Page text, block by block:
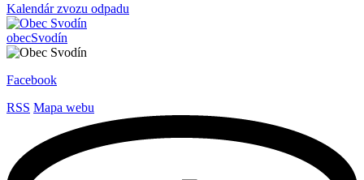
Kalendár zvozu odpadu
obecSvodín
Facebook
RSS Mapa webu